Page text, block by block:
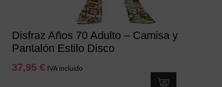
página
Disfraz Años 70 Adulto – Camisa y
Pantalón Estilo Disco
37,95 € IVA incluido